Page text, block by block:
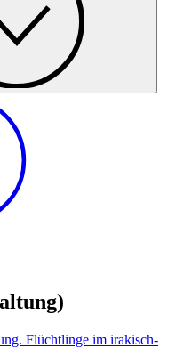
Flüchtlinge im irakisch-